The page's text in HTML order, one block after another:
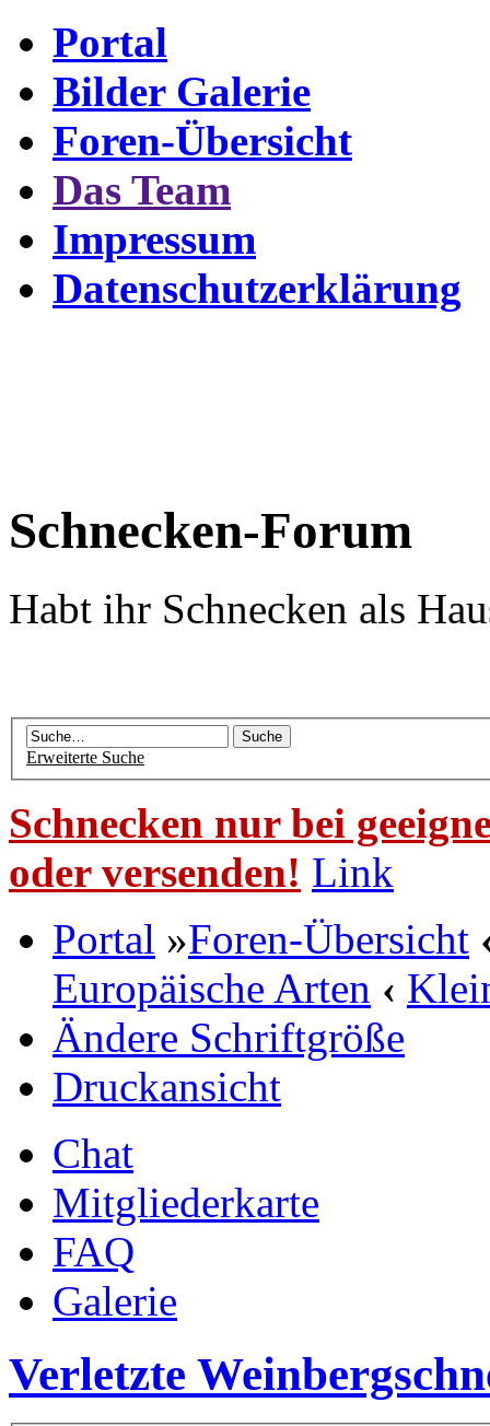
Portal
Bilder Galerie
Foren-Übersicht
Das Team
Impressum
Datenschutzerklärung
Schnecken-Forum
Habt ihr Schnecken als
Erweiterte Suche
Schnecken nur bei
oder versenden! Link
Portal »Foren-Übersicht
Europäische Arten ‹
Ändere Schriftgröße
Druckansicht
Chat
Mitgliederkarte
FAQ
Galerie
Verletzte